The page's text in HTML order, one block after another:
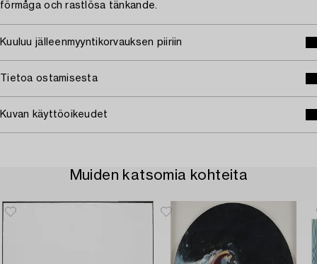
förmåga och rastlösa tänkande.
Kuuluu jälleenmyyntikorvauksen piiriin
Tietoa ostamisesta
Kuvan käyttöoikeudet
Muiden katsomia kohteita